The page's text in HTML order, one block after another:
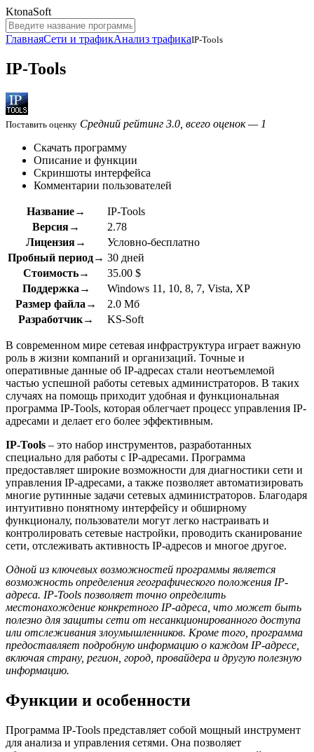
KtonaSoft
ГлавнаяСети и трафикАнализ трафикаIP-Tools
IP-Tools
Поставить оценку Средний рейтинг 3.0, всего оценок — 1
Скачать программу
Описание и функции
Скриншоты интерфейса
Комментарии пользователей
Название→
IP-Tools
Версия→
2.78
Лицензия→
Условно-бесплатно
Пробный период→ 30 дней
Стоимость→
35.00 $
Поддержка→
Windows 11, 10, 8, 7, Vista, XP
Размер файла→
2.0 Мб
Разработчик→
KS-Soft
В современном мире сетевая инфраструктура играет важную
роль в жизни компаний и организаций. Точные и
оперативные данные об IP-адресах стали неотъемлемой
частью успешной работы сетевых администраторов. В таких
случаях на помощь приходит удобная и функциональная
программа IP-Tools, которая облегчает процесс управления IP-
адресами и делает его более эффективным.
IP-Tools – это набор инструментов, разработанных
специально для работы с IP-адресами. Программа
предоставляет широкие возможности для диагностики сети и
управления IP-адресами, а также позволяет автоматизировать
многие рутинные задачи сетевых администраторов. Благодаря
интуитивно понятному интерфейсу и обширному
функционалу, пользователи могут легко настраивать и
контролировать сетевые настройки, проводить сканирование
сети, отслеживать активность IP-адресов и многое другое.
Одной из ключевых возможностей программы является
возможность определения географического положения IP-
адреса. IP-Tools позволяет точно определить
местонахождение конкретного IP-адреса, что может быть
полезно для защиты сети от несанкционированного доступа
или отслеживания злоумышленников. Кроме того, программа
предоставляет подробную информацию о каждом IP-адресе,
включая страну, регион, город, провайдера и другую полезную
информацию.
Функции и особенности
Программа IP-Tools представляет собой мощный инструмент
для анализа и управления сетями. Она позволяет